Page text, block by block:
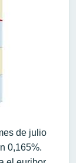
de julio
0,165%.